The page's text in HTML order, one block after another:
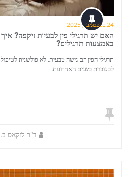
24 בספטמבר, 2025
האם יש תרגילי פין לבעיות זיקפה?
באמצעות תרגילים?
תרגילי הפין הם גישה טבעית, לא פולשנית
לב גוברת בשנים האחרונות.
ד"ר לוקאס ב.